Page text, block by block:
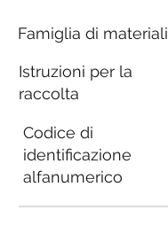
Famiglia di materiali
Istruzioni per la
raccolta
Codice di
identificazione
alfanumerico